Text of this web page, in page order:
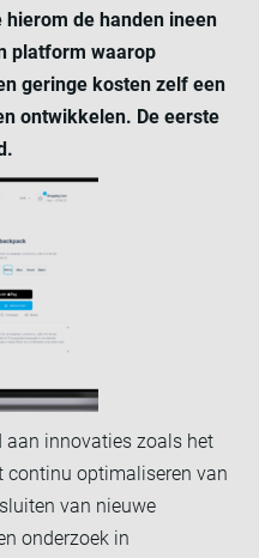
de handen ineen
platform waarop
geringe kosten zelf een
ontwikkelen. De eerste
aan innovaties zoals het
continu optimaliseren van
van nieuwe
onderzoek in